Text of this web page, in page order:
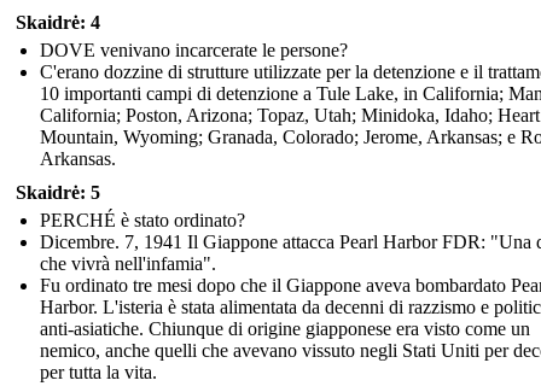
Skaidrė: 4
DOVE venivano incarcerate le persone?
C'erano dozzine di strutture utilizzate per la detenzione e il
10 importanti campi di detenzione a Tule Lake, in California;
California; Poston, Arizona; Topaz, Utah; Minidoka, Idaho; Heart
Mountain, Wyoming; Granada, Colorado; Jerome, Arkansas; e
Arkansas.
Skaidrė: 5
PERCHÉ è stato ordinato?
Dicembre. 7, 1941 Il Giappone attacca Pearl Harbor FDR: "Una
che vivrà nell'infamia".
Fu ordinato tre mesi dopo che il Giappone aveva bombardato
Harbor. L'isteria è stata alimentata da decenni di razzismo e
anti-asiatiche. Chiunque di origine giapponese era visto come un
nemico, anche quelli che avevano vissuto negli Stati Uniti per
per tutta la vita.